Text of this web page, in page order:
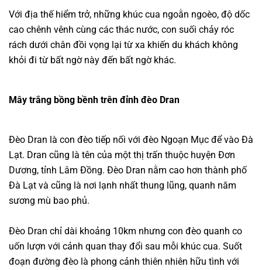
Với địa thế hiểm trở, những khúc cua ngoằn ngoèo, độ dốc
cao chênh vênh cùng các thác nước, con suối chảy róc
rách dưới chân đồi vọng lại từ xa khiến du khách không
khỏi đi từ bất ngờ này đến bất ngờ khác.
Mây trắng bồng bềnh trên đỉnh đèo Dran
Đèo Dran là con đèo tiếp nối với đèo Ngoạn Mục để vào Đà
Lạt. Dran cũng là tên của một thị trấn thuộc huyện Đơn
Dương, tỉnh Lâm Đồng. Đèo Dran nằm cao hơn thành phố
Đà Lạt và cũng là nơi lạnh nhất thung lũng, quanh năm
sương mù bao phủ.
Đèo Dran chỉ dài khoảng 10km nhưng con đèo quanh co
uốn lượn với cảnh quan thay đổi sau mỗi khúc cua. Suốt
đoạn đường đèo là phong cảnh thiên nhiên hữu tình với